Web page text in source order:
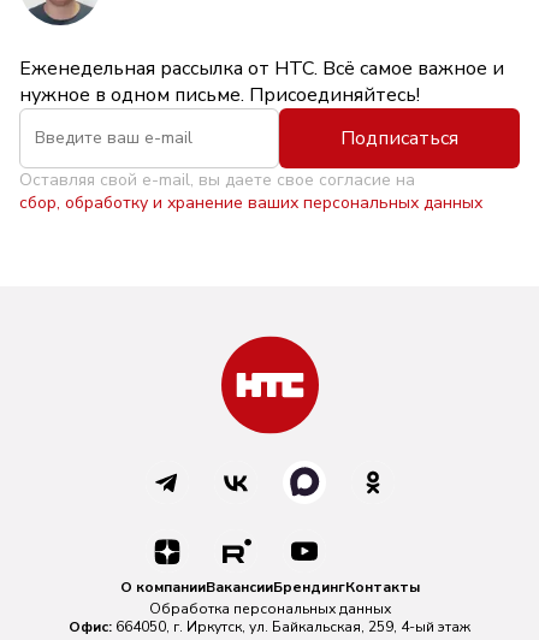
Еженедельная рассылка от НТС. Всё самое важное и
нужное в одном письме. Присоединяйтесь!
Подписаться
Оставляя свой e-mail, вы даете свое согласие на
сбор, обработку и хранение ваших персональных данных
О компанииВакансииБрендингКонтакты
Обработка персональных данных
Офис: 664050, г. Иркутск, ул. Байкальская, 259, 4-ый этаж